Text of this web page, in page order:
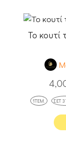
Το κουτί
1ΤΕΜ. ΣΕΤ